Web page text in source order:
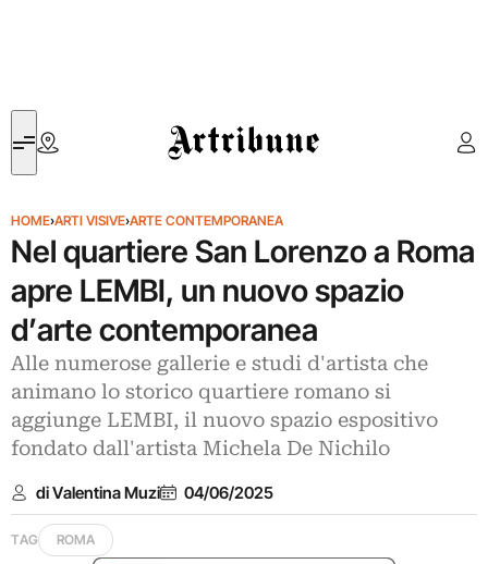
Artribune
HOME›ARTI VISIVE›ARTE CONTEMPORANEA
Nel quartiere San Lorenzo a Roma
apre LEMBI, un nuovo spazio
d’arte contemporanea
Alle numerose gallerie e studi d'artista che
animano lo storico quartiere romano si
aggiunge LEMBI, il nuovo spazio espositivo
fondato dall'artista Michela De Nichilo
di Valentina Muzi 04/06/2025
TAG ROMA